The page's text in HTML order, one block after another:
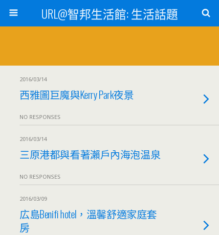
URL@智邦生活館: 生活話題
2016/03/14
西雅圖巨魔與Kerry Park夜景
NO RESPONSES
2016/03/14
三原港都與看著瀨戶內海泡温泉
NO RESPONSES
2016/03/09
広島Benifi hotel，溫馨舒適家庭套
房